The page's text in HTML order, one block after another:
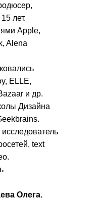
лет.
Apple,
Alena
ELLE,
и др.
Дизайна
text
Олега.